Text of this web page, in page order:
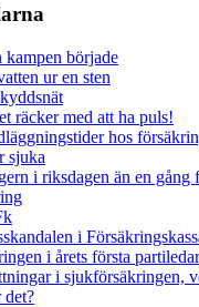
kampen började
ur en sten
räcker med att ha puls!
hos
sjuka
i riksdagen än en gång
i
i årets första
i sjukförsäkringen,